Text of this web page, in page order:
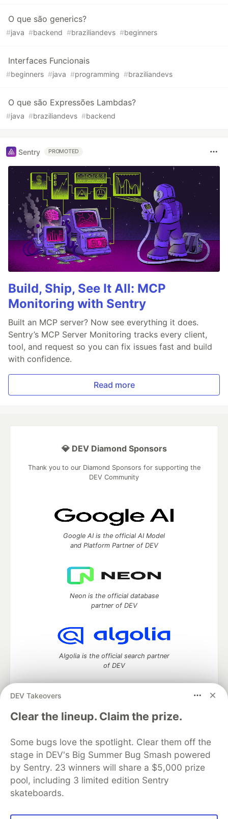
O que são generics?
#java #backend #braziliandevs #beginners
Interfaces Funcionais
#beginners #java #programming #braziliandevs
O que são Expressões Lambdas?
#java #braziliandevs #backend
Sentry PROMOTED
Build, Ship, See It All: MCP
Monitoring with Sentry
Built an MCP server? Now see everything it does.
Sentry’s MCP Server Monitoring tracks every client,
tool, and request so you can fix issues fast and build
with confidence.
Read more
DEV Takeovers
Clear the lineup. Claim the prize.
Some bugs love the spotlight. Clear them off the
stage in DEV's Big Summer Bug Smash powered
by Sentry. 23 winners will share a $5,000 prize
pool, including 3 limited edition Sentry
skateboards.
💎 DEV Diamond Sponsors
Thank you to our Diamond Sponsors for supporting the
DEV Community
Google AI is the official AI Model
and Platform Partner of DEV
Neon is the official database
partner of DEV
Algolia is the official search partner
of DEV
DEV Community— A space to discuss and keep up software
development and manage your software career
DEV Education Tracks
DEV Help
Advertise on DEV
Organization Accounts
DEV Showcase About
Contact
Free Postgres Database
DEV Shop
MLH
Code of Conduct
Privacy Policy
Terms of Use
Built on
Forem — the software that powers
and other inclusive communities.